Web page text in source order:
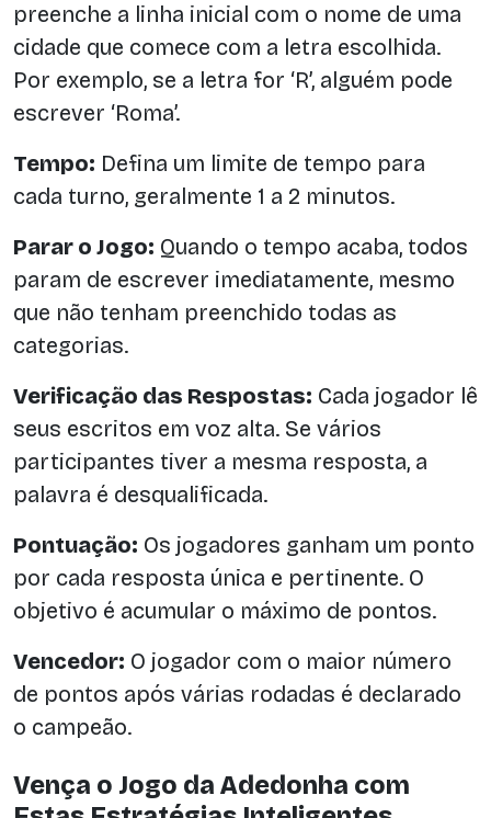
preenche a linha inicial com o nome de uma
cidade que comece com a letra escolhida.
Por exemplo, se a letra for ‘R’, alguém pode
escrever ‘Roma’.
Tempo: Defina um limite de tempo para
cada turno, geralmente 1 a 2 minutos.
Parar o Jogo: Quando o tempo acaba, todos
param de escrever imediatamente, mesmo
que não tenham preenchido todas as
categorias.
Verificação das Respostas: Cada jogador lê
seus escritos em voz alta. Se vários
participantes tiver a mesma resposta, a
palavra é desqualificada.
Pontuação: Os jogadores ganham um ponto
por cada resposta única e pertinente. O
objetivo é acumular o máximo de pontos.
Vencedor: O jogador com o maior número
de pontos após várias rodadas é declarado
o campeão.
Vença o Jogo da Adedonha com